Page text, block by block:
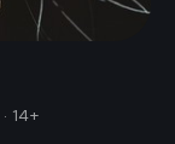
· 14+